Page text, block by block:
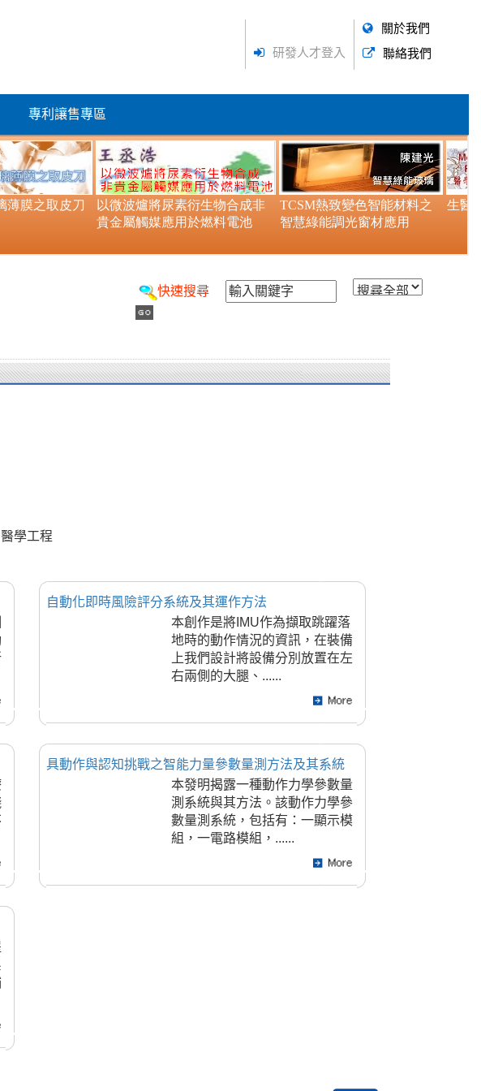
研發人才登入
關於我們
聯絡我們
專利讓售專區
快速搜尋
學工程
自動化即時風險評分系統及其運作方法
本創作是將IMU作為擷取跳躍落
地時的動作情況的資訊，在裝備
上我們設計將設備分別放置在左
右兩側的大腿、......
具動作與認知挑戰之智能力量參數量測方法及其系統
本發明揭露一種動作力學參數量
測系統與其方法。該動作力學參
數量測系統，包括有：一顯示模
組，一電路模組，......